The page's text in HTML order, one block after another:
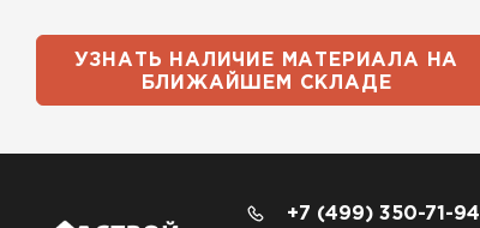
УЗНАТЬ НАЛИЧИЕ МАТЕРИАЛА НА
БЛИЖАЙШЕМ СКЛАДЕ
+7 (499) 350-71-94